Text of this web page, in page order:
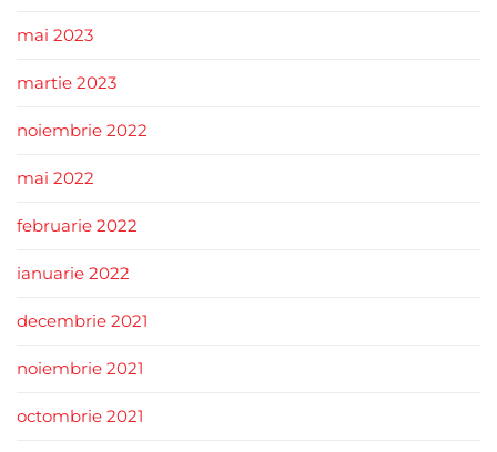
mai 2023
martie 2023
noiembrie 2022
mai 2022
februarie 2022
ianuarie 2022
decembrie 2021
noiembrie 2021
octombrie 2021